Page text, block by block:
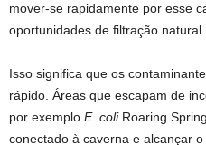
mover-se rapidamente por esse
oportunidades de filtração natural.
Isso significa que os
rápido. Áreas que escapam de
por exemplo E. coliRoaring
conectado à caverna e alcançar